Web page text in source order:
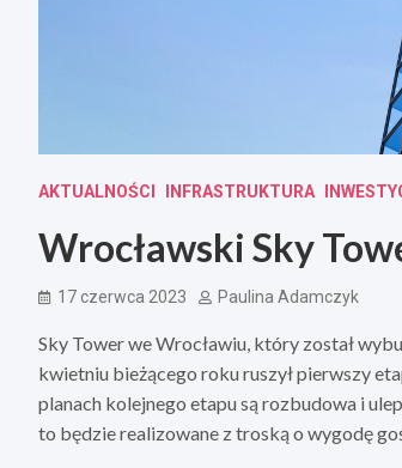
AKTUALNOŚCI INFRASTRUKTURA
Wrocławski Sky
17 czerwca 2023 Paulina Adamczyk
Sky Tower we Wrocławiu, który został
kwietniu bieżącego roku ruszył pierwszy
planach kolejnego etapu są rozbudowa i
to będzie realizowane z troską o wygodę